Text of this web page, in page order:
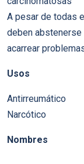
A pesar de todas
deben
acarrear
Usos
Antirreumático
Narcótico
Nombres